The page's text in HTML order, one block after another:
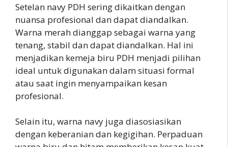
Setelan navy PDH sering dikaitkan dengan
nuansa profesional dan dapat diandalkan.
Warna merah dianggap sebagai warna yang
tenang, stabil dan dapat diandalkan. Hal ini
menjadikan kemeja biru PDH menjadi pilihan
ideal untuk digunakan dalam situasi formal
atau saat ingin menyampaikan kesan
profesional.
Selain itu, warna navy juga diasosiasikan
dengan keberanian dan kegigihan. Perpaduan